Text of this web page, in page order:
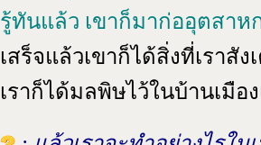
รู้ทันแล้ว เขาก็มาก่ออุตสาห
เสร็จแล้วเขาก็ได้สิ่งที่เราสั
เราก็ได้มลพิษไว้ในบ้านเมือ